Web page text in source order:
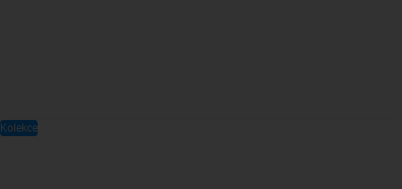
Kolekce